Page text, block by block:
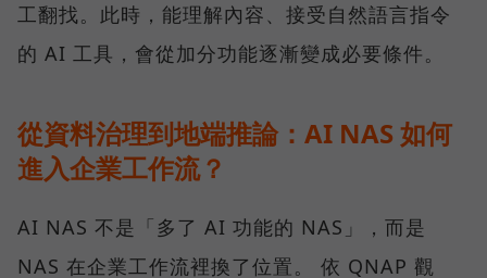
工翻找。此時，能理解內容、接受自然語言指令
的 AI 工具，會從加分功能逐漸變成必要條件。
從資料治理到地端推論：AI NAS 如何
進入企業工作流？
AI NAS 不是「多了 AI 功能的 NAS」，而是
NAS 在企業工作流裡換了位置。 依 QNAP 觀